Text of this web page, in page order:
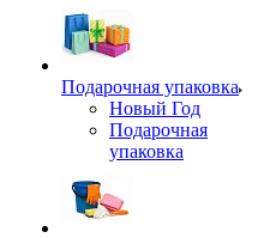
Подарочная упаковка
Новый Год
Подарочная
упаковка